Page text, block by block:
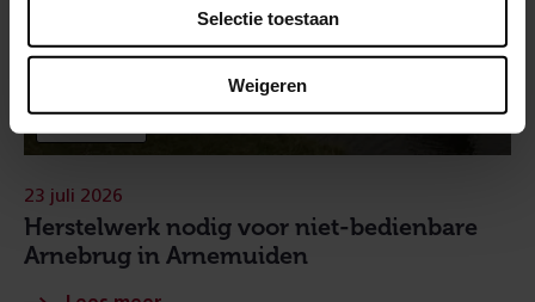
Selectie toestaan
Weigeren
Herstelwerk nodig voor niet-bedienbare
Arnebrug in Arnemuiden
23 juli 2026